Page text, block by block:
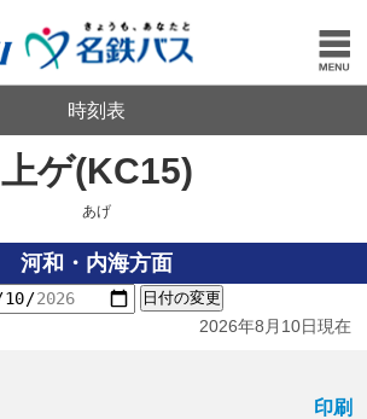
時刻表
上ゲ(KC15)
あげ
河和・内海方面
日付の変更
2026年8月10日現在
印刷